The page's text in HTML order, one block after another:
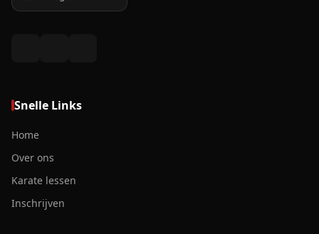
Snelle Links
Home
Over ons
Karate lessen
Inschrijven